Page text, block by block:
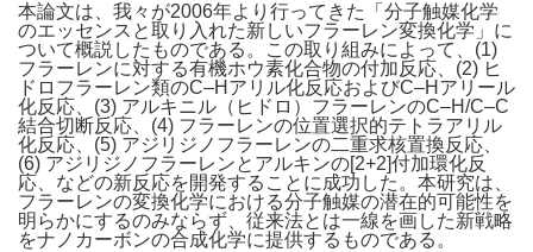
本論文は、我々が2006年より行ってきた「分子触媒化学
のエッセンスと取り入れた新しいフラーレン変換化学」に
ついて概説したものである。この取り組みによって、(1)
フラーレンに対する有機ホウ素化合物の付加反応、(2) ヒ
ドロフラーレン類のC–Hアリル化反応およびC–Hアリール
化反応、(3) アルキニル（ヒドロ）フラーレンのC–H/C–C
結合切断反応、(4) フラーレンの位置選択的テトラアリル
化反応、(5) アジリジノフラーレンの二重求核置換反応、
(6) アジリジノフラーレンとアルキンの[2+2]付加環化反
応、などの新反応を開発することに成功した。本研究は、
フラーレンの変換化学における分子触媒の潜在的可能性を
明らかにするのみならず、従来法とは一線を画した新戦略
をナノカーボンの合成化学に提供するものである。